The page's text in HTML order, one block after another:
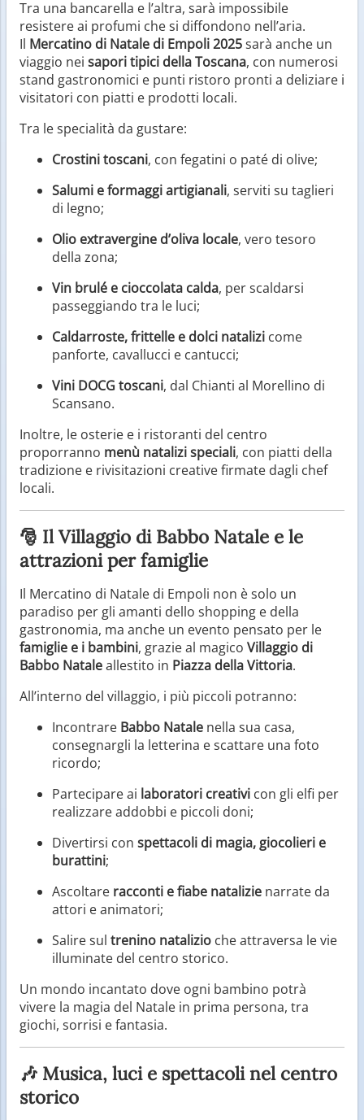
Tra una bancarella e l’altra, sarà impossibile
resistere ai profumi che si diffondono nell’aria.
Il Mercatino di Natale di Empoli 2025sarà anche un
viaggio nei sapori tipici della Toscana, con numerosi
stand gastronomici e punti ristoro pronti a deliziare i
visitatori con piatti e prodotti locali.
Tra le specialità da gustare:
Crostini toscani, con fegatini o paté di olive;
Salumi e formaggi artigianali, serviti su taglieri
di legno;
Olio extravergine d’oliva locale, vero tesoro
della zona;
Vin brulé e cioccolata calda, per scaldarsi
passeggiando tra le luci;
Caldarroste, frittelle e dolci natalizi come
panforte, cavallucci e cantucci;
Vini DOCG toscani, dal Chianti al Morellino di
Scansano.
Inoltre, le osterie e i ristoranti del centro
proporranno menù natalizi speciali, con piatti della
tradizione e rivisitazioni creative firmate dagli chef
locali.
🎅 Il Villaggio di Babbo Natale e le
attrazioni per famiglie
Il Mercatino di Natale di Empoli non è solo un
paradiso per gli amanti dello shopping e della
gastronomia, ma anche un evento pensato per le
famiglie e i bambini, grazie al magico Villaggio di
Babbo Nataleallestito in Piazza della Vittoria.
All’interno del villaggio, i più piccoli potranno:
Incontrare Babbo Natale nella sua casa,
consegnargli la letterina e scattare una foto
ricordo;
Partecipare ai laboratori creativi con gli elfi per
realizzare addobbi e piccoli doni;
Divertirsi con spettacoli di magia, giocolieri e
burattini;
Ascoltare racconti e fiabe natalizie narrate da
attori e animatori;
Salire sul trenino natalizio che attraversa le vie
illuminate del centro storico.
Un mondo incantato dove ogni bambino potrà
vivere la magia del Natale in prima persona, tra
giochi, sorrisi e fantasia.
🎶 Musica, luci e spettacoli nel centro
storico